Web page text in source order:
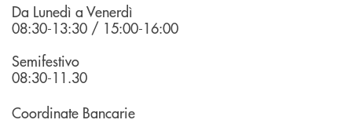
Da Lunedì a Venerdì
08:30-13:30 / 15:00-16:00
Semifestivo
08:30-11.30
Coordinate Bancarie